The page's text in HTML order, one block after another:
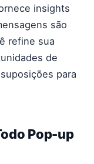
insights
são
refine sua
de
para
Pop-up